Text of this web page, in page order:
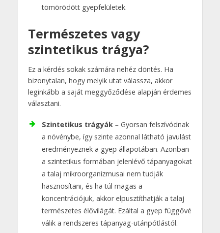
tömörödött gyepfelületek.
Természetes vagy
szintetikus trágya?
Ez a kérdés sokak számára nehéz döntés. Ha
bizonytalan, hogy melyik utat válassza, akkor
leginkább a saját meggyőződése alapján érdemes
választani.
Szintetikus trágyák – Gyorsan felszívódnak
a növénybe, így szinte azonnal látható javulást
eredményeznek a gyep állapotában. Azonban
a szintetikus formában jelenlévő tápanyagokat
a talaj mikroorganizmusai nem tudják
hasznosítani, és ha túl magas a
koncentrációjuk, akkor elpusztíthatják a talaj
természetes élővilágát. Ezáltal a gyep függővé
válik a rendszeres tápanyag-utánpótlástól.